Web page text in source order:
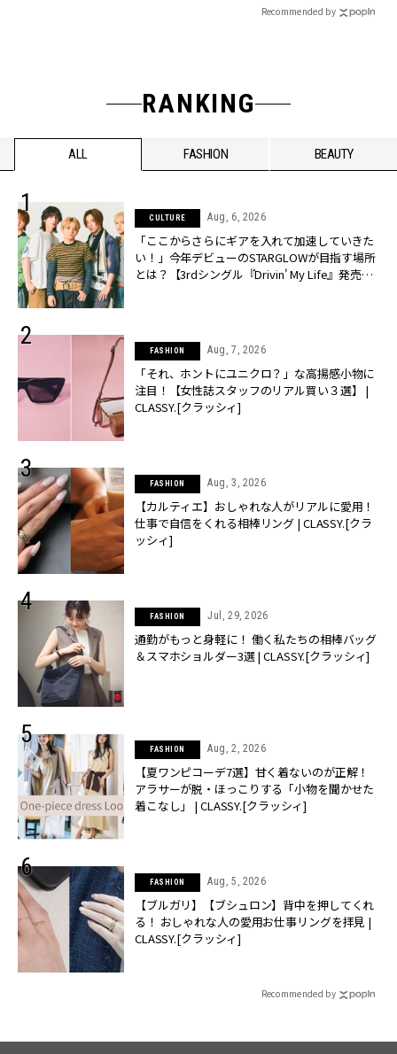
Recommended by
RANKING
ALL FASHION BEAUTY
CULTURE Aug, 6, 2026
「ここからさらにギアを入れて加速していきた
い！」今年デビューのSTARGLOWが目指す場所
とは？【3rdシングル『Drivin' My Life』発売】 |
FASHION Aug, 7, 2026
「それ、ホントにユニクロ？」な高揚感小物に
注目！【女性誌スタッフのリアル買い３選】 |
CLASSY.[クラッシィ]
FASHION Aug, 3, 2026
【カルティエ】おしゃれな人がリアルに愛用！
仕事で自信をくれる相棒リング | CLASSY.[クラ
ッシィ]
FASHION Jul, 29, 2026
通勤がもっと身軽に！ 働く私たちの相棒バッグ
＆スマホショルダー3選 | CLASSY.[クラッシィ]
FASHION Aug, 2, 2026
【夏ワンピコーデ7選】甘く着ないのが正解！
アラサーが脱・ほっこりする「小物を聞かせた
着こなし」 | CLASSY.[クラッシィ]
FASHION Aug, 5, 2026
【ブルガリ】【ブシュロン】背中を押してくれ
る！ おしゃれな人の愛用お仕事リングを拝見 |
CLASSY.[クラッシィ]
Recommended by